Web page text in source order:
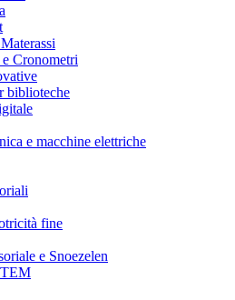
Cronometri
biblioteche
e macchine elettriche
fine
e Snoezelen